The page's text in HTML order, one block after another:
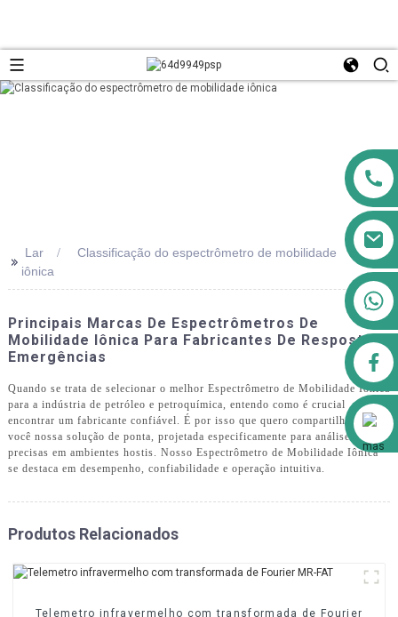
+8613911556761
Alibaba
>> Lar
Classificação do espectrômetro de mobilidade
iônica
Principais Marcas De Espectrômetros De
Mobilidade Iônica Para Fabricantes De Resposta A
Emergências
Quando se trata de selecionar o melhor Espectrômetro de Mobilidade Iônica
para a indústria de petróleo e petroquímica, entendo como é crucial
encontrar um fabricante confiável. É por isso que quero compartilhar com
você nossa solução de ponta, projetada especificamente para análises
precisas em ambientes hostis. Nosso Espectrômetro de Mobilidade Iônica
se destaca em desempenho, confiabilidade e operação intuitiva.
Produtos Relacionados
Telemetro infravermelho com transformada de Fourier